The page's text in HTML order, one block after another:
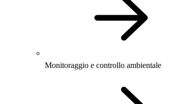
Monitoraggio e controllo ambientale